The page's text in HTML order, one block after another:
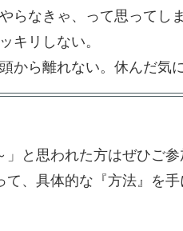
らなきゃ、って思ってしま
キリしない。
から離れない。休んだ気
」と思われた方はぜひご参
、具体的な『方法』を